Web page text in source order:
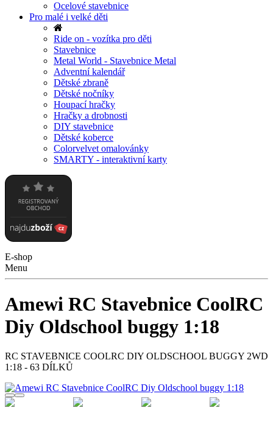
Ocelové stavebnice
Pro malé i velké děti
Ride on - vozítka pro děti
Stavebnice
Metal World - Stavebnice Metal
Adventní kalendář
Dětské zbraně
Dětské nočníky
Houpací hračky
Hračky a drobnosti
DIY stavebnice
Dětské koberce
Colorvelvet omalovánky
SMARTY - interaktivní karty
E-shop
Menu
Amewi RC Stavebnice CoolRC
Diy Oldschool buggy 1:18
RC STAVEBNICE COOLRC DIY OLDSCHOOL BUGGY 2WD
1:18 - 63 DÍLKŮ